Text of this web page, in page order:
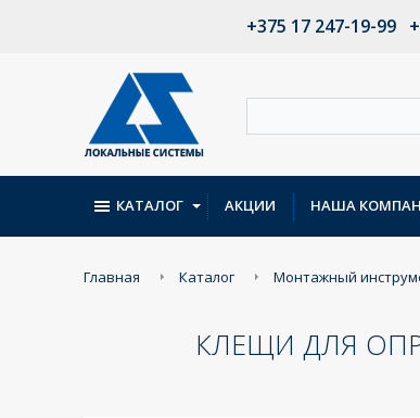
+375 17 247-19-99
КАТАЛОГ АКЦИИ НАША
Главная Каталог Монтажный
КЛЕЩИ ДЛЯ